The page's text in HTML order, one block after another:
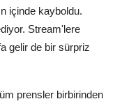
içinde kayboldu.
Stream'lere
gelir de bir sürpriz
prensler birbirinden